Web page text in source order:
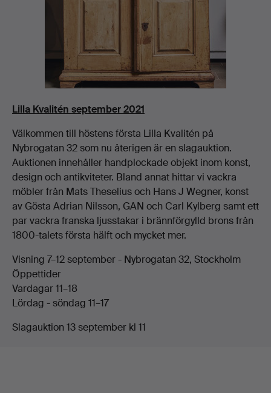
Lilla Kvalitén september 2021
Välkommen till höstens första Lilla Kvalitén på
Nybrogatan 32 som nu återigen är en slagauktion.
Auktionen innehåller handplockade objekt inom konst,
design och antikviteter. Bland annat hittar vi vackra
möbler från Mats Theselius och Hans J Wegner, konst
av Gösta Adrian Nilsson, GAN och Carl Kylberg samt ett
par vackra franska ljusstakar i brännförgylld brons från
1800-talets första hälft och mycket mer.
Visning 7–12 september - Nybrogatan 32, Stockholm
Öppettider
Vardagar 11–18
Lördag - söndag 11–17
Slagauktion 13 september kl 11